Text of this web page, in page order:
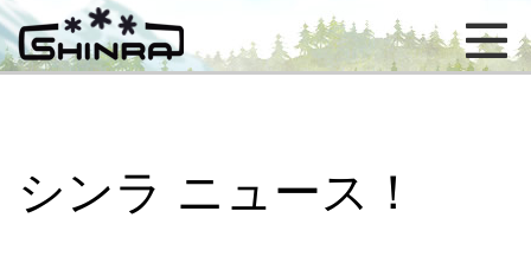
シンラ ニュース！